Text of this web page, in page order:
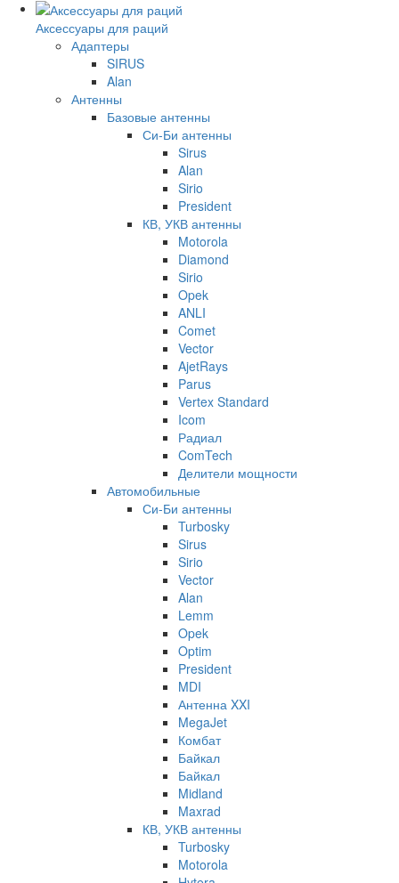
Аксессуары для раций
Адаптеры
SIRUS
Alan
Антенны
Базовые антенны
Си-Би антенны
Sirus
Alan
Sirio
President
КВ, УКВ антенны
Motorola
Diamond
Sirio
Opek
ANLI
Comet
Vector
AjetRays
Parus
Vertex Standard
Icom
Радиал
ComTech
Делители мощности
Автомобильные
Си-Би антенны
Turbosky
Sirus
Sirio
Vector
Alan
Lemm
Opek
Optim
President
MDI
Антенна XXI
MegaJet
Комбат
Байкал
Байкал
Midland
Maxrad
КВ, УКВ антенны
Turbosky
Motorola